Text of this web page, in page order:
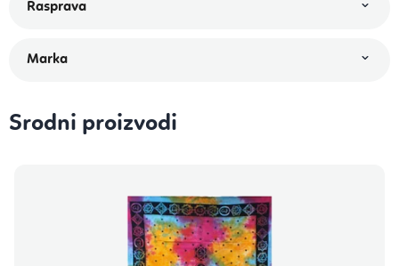
Srodni proizvodi